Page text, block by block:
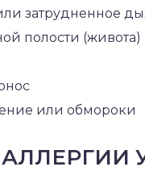
затрудненное
полости (живота)
или обмороки